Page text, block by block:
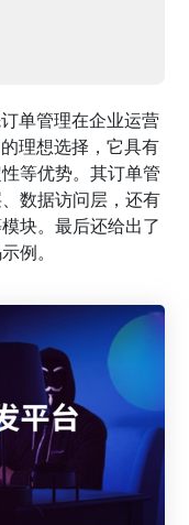
单管理在企业运营
理想选择，它具有
等优势。其订单管
数据访问层，还有
块。最后还给出了
例。